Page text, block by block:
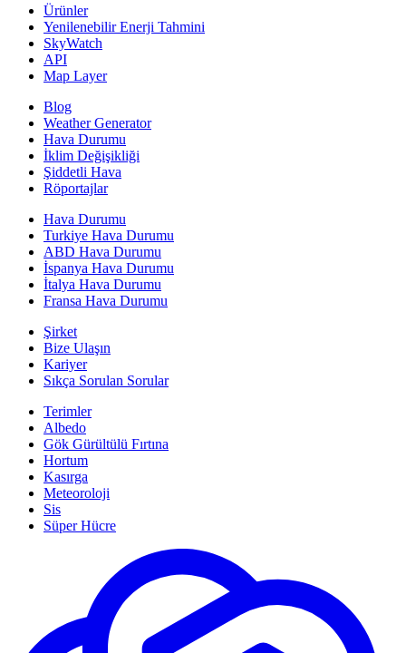
Ürünler
Yenilenebilir Enerji Tahmini
SkyWatch
API
Map Layer
Blog
Weather Generator
Hava Durumu
İklim Değişikliği
Şiddetli Hava
Röportajlar
Hava Durumu
Turkiye Hava Durumu
ABD Hava Durumu
İspanya Hava Durumu
İtalya Hava Durumu
Fransa Hava Durumu
Şirket
Bize Ulaşın
Kariyer
Sıkça Sorulan Sorular
Terimler
Albedo
Gök Gürültülü Fırtına
Hortum
Kasırga
Meteoroloji
Sis
Süper Hücre